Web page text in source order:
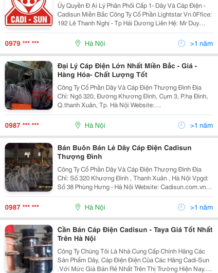
Ủy Quyền Đ Ại Lý Phân Phối Cấp 1- Dây Và Cáp Điện -
Cadisun Miền Bắc Công Ty Cổ Phần Lightstar Vn 0Ffice:
192 Lê Thanh Nghị - Tp Hải Dương Liên Hệ: Mr Duy
0979 892 885 Tell: 03203 836 299 - 3.836.799 Fax:
03203 836 599
0979 *** *** Hà Nội >1 năm
Đại Lý Cáp Điện Lớn Nhất Miền Bắc - Giá -
Hàng Hóa- Chất Lượng Tốt
Công Ty Cổ Phần Dây Và Cáp Điện Thượng Đình Địa
Chỉ: Ngõ 320, Đường Khương Đình, Cụm 3, P.hạ Đình,
Q.thanh Xuân, Tp. Hà Nội Website:
Www.cadisun.com.vn Cửa Hàng: Số 38 Phùng Hưng -
Hà Nội Với Chính Sách Bán Hàng Và Cạnh Tranh Chiến
Lược Lightst
0987 *** *** Hà Nội >1 năm
Bán Buôn Bán Lẻ Dây Cáp Điện Cadisun
Thượng Đình
Công Ty Cổ Phần Dây Và Cáp Điện Thượng Đình Địa
Chỉ: Số 320 Khương Đình , Thanh Xuân , Hà Nội Vpgd:
Số 38 Phùng Hưng - Hà Nội Website: Cadisun.com.vn
Kd: Mr Phước 0987 072 885 Gmail:
Huuphuoc179@Gmail.com
/Capdiencadisunvn@Gmail.com
0987 *** *** Hà Nội >1 năm
Cần Bán Cáp Điện Cadisun - Taya Giá Tốt Nhất
Trên Hà Nội
Công Ty Chúng Tôi Là Nhà Cung Cấp Chính Hãng Các
Sản Phẩm Dây, Cáp Điện Điện Của Các Hãng Cadi-Sun
.Với Mức Giá Bán Rẻ Nhất Trên Thị Trường Hiện Nay.